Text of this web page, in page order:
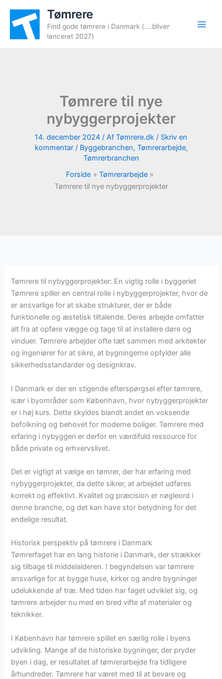
indholdet
Tømrere
Find gode tømrere i Danmark (....bliver
lanceret 2027)
Tømrere til nye
nybyggerprojekter
14. december 2024 / Af Tømrere.dk / Skriv en
kommentar / Byggebranchen, Tømrerarbejde,
Tømrerbranchen
Forside
Tømrerarbejde
Tømrere til nye nybyggerprojekter
Tømrere til nybyggerprojekter: En vigtig rolle i byggeriet
Tømrere spiller en central rolle i nybyggerprojekter, hvor de
er ansvarlige for at skabe strukturer, der er både
funktionelle og æstetisk tiltalende. Deres arbejde omfatter
alt fra at opføre vægge og tage til at installere døre og
vinduer. Tømrere arbejder ofte tæt sammen med arkitekter
og ingeniører for at sikre, at bygningerne opfylder alle
sikkerhedsstandarder og designkrav.
I Danmark er der en stigende efterspørgsel efter tømrere,
især i byområder som København, hvor nybyggerprojekter
er i høj kurs. Dette skyldes blandt andet en voksende
befolkning og behovet for moderne boliger. Tømrere med
erfaring i nybyggeri er derfor en værdifuld ressource for
både private og erhvervslivet.
Det er vigtigt at vælge en tømrer, der har erfaring med
nybyggerprojekter, da dette sikrer, at arbejdet udføres
korrekt og effektivt. Kvalitet og præcision er nøgleord i
denne branche, og det kan have stor betydning for det
endelige resultat.
Historisk perspektiv på tømrere i Danmark
Tømrerfaget har en lang historie i Danmark, der strækker
sig tilbage til middelalderen. I begyndelsen var tømrere
ansvarlige for at bygge huse, kirker og andre bygninger
udelukkende af træ. Med tiden har faget udviklet sig, og
tømrere arbejder nu med en bred vifte af materialer og
teknikker.
I København har tømrere spillet en særlig rolle i byens
udvikling. Mange af de historiske bygninger, der pryder
byen i dag, er resultatet af tømrerarbejde fra tidligere
århundreder. Tømrere har været med til at bevare og